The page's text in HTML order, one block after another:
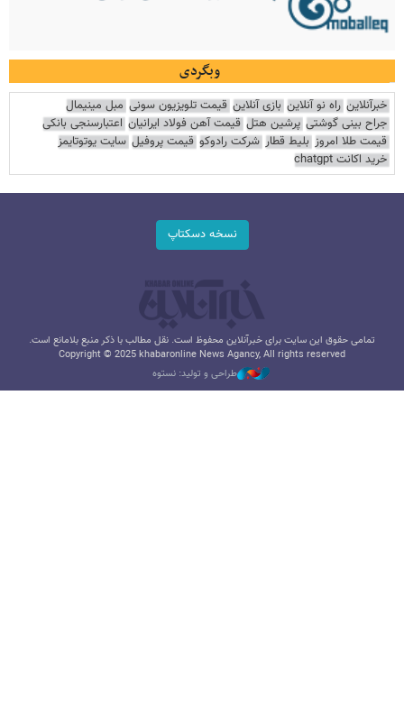
وبگردی
خبرآنلاین راه نو آنلاین بازی آنلاین قیمت تلویزیون سونی مبل مینیمال
جراح بینی گوشتی پرشین هتل قیمت آهن فولاد ایرانیان اعتبارسنجی بانکی
قیمت طلا امروز بلیط قطار شرکت رادوکو قیمت پروفیل سایت یوتوتایمز
خرید اکانت chatgpt
نسخه دسکتاپ
تمامی حقوق این سایت برای خبرآنلاین محفوظ است. نقل مطالب با ذکر منبع بلامانع است.
Copyright © 2025 khabaronline News Agancy, All rights reserved
طراحی و تولید: نستوه